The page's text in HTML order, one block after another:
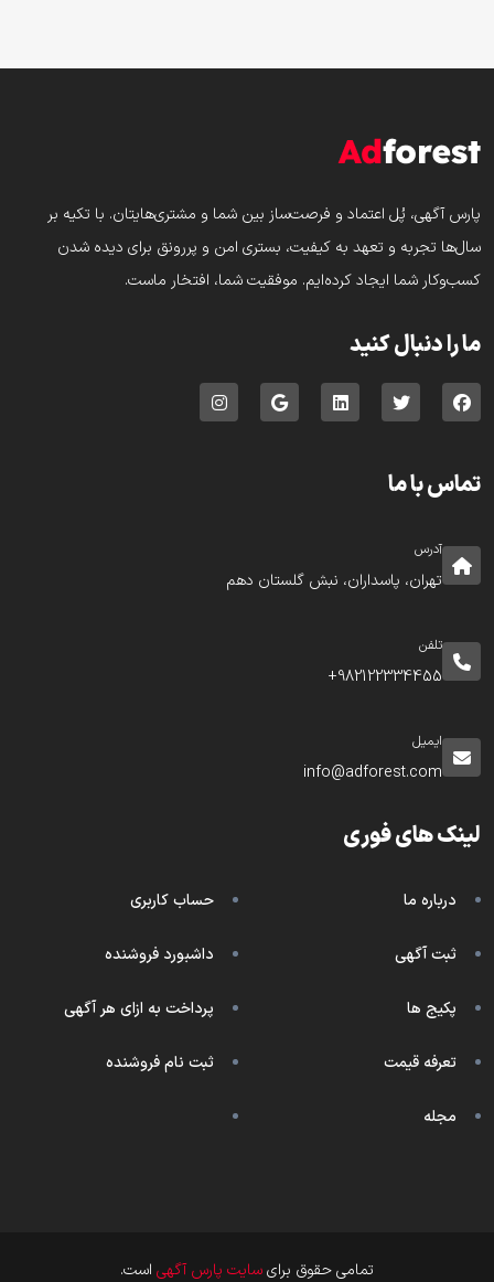
پارس‌ آگهی، پُل اعتماد و فرصت‌ساز بین شما و مشتری‌هایتان. با تکیه بر
سال‌ها تجربه و تعهد به کیفیت، بستری امن و پررونق برای دیده شدن
کسب‌وکار شما ایجاد کرده‌ایم. موفقیت شما، افتخار ماست.
ما را دنبال کنید
تماس با ما
آدرس
تهران، پاسداران، نبش گلستان دهم
تلفن
982122334455+
ایمیل
info@adforest.com
لینک های فوری
درباره ما
ثبت آگهی
پکیج ها
تعرفه قیمت
مجله
حساب کاربری
داشبورد فروشنده
پرداخت به ازای هر آگهی
ثبت نام فروشنده
تمامی حقوق برایسایت پارس آگهی است.